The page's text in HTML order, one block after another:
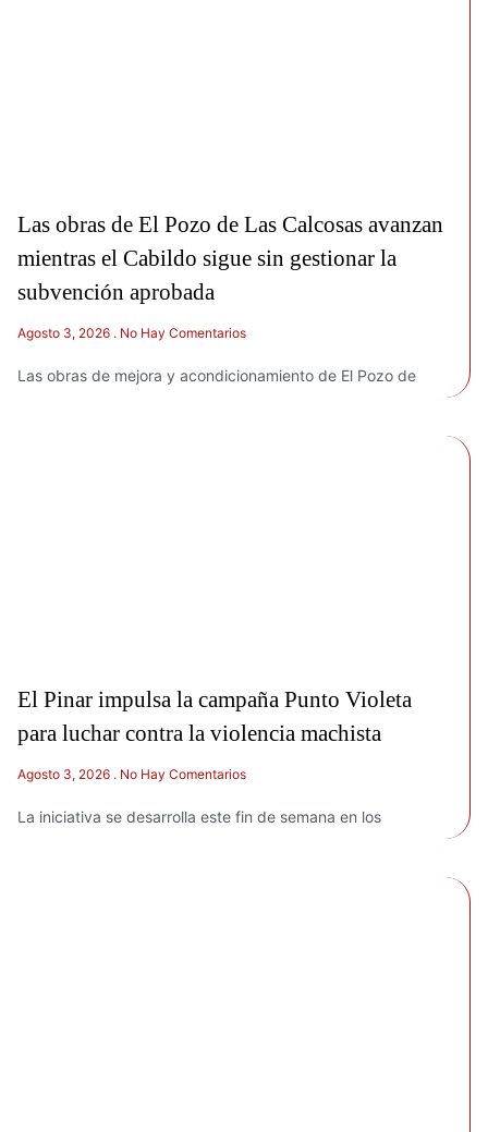
Las obras de El Pozo de Las Calcosas avanzan
mientras el Cabildo sigue sin gestionar la
subvención aprobada
Agosto 3, 2026 No Hay Comentarios
Las obras de mejora y acondicionamiento de El Pozo de
El Pinar impulsa la campaña Punto Violeta
para luchar contra la violencia machista
Agosto 3, 2026 No Hay Comentarios
La iniciativa se desarrolla este fin de semana en los